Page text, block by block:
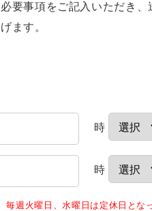
要事項をご記入いただき、
ます。
時
時
週火曜日、水曜日は定休日とな